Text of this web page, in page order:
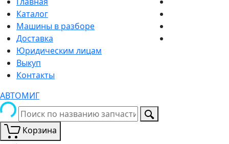
Каталог
Машины в разборе
Доставка
Юридическим лицам
Выкуп
Контакты
АВТОМИГ
Корзина